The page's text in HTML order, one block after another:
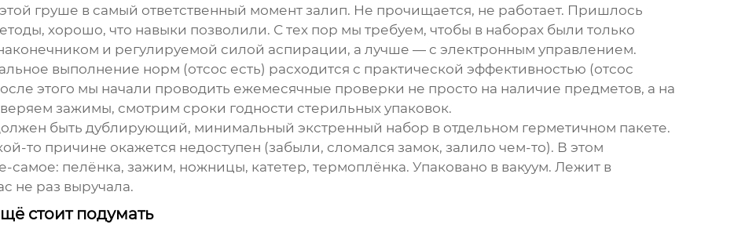
груше в самый ответственный момент залип. Не прочищается, не работает. Пришлось
хорошо, что навыки позволили. С тех пор мы требуем, чтобы в наборах были только
и регулируемой силой аспирации, а лучше — с электронным управлением.
выполнение норм (отсос есть) расходится с практической эффективностью (отсос
этого мы начали проводить ежемесячные проверки не просто на наличие предметов, а на
зажимы, смотрим сроки годности стерильных упаковок.
быть дублирующий, минимальный экстренный набор в отдельном герметичном пакете.
то причине окажется недоступен (забыли, сломался замок, залило чем-то). В этом
пелёнка, зажим, ножницы, катетер, термоплёнка. Упаковано в вакуум. Лежит в
не раз выручала.
стоит подумать